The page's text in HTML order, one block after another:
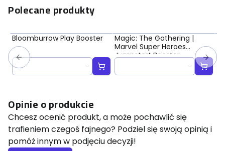
Polecane produkty
Bloomburrow Play Booster
Magic: The Gathering |
Marvel Super Heroes
Jumpstart Booster
Opinie o produkcie
Chcesz ocenić produkt, a może pochawlić się
trafieniem czegoś fajnego? Podziel się swoją opinią i
pomóż innym w podjęciu decyzji!